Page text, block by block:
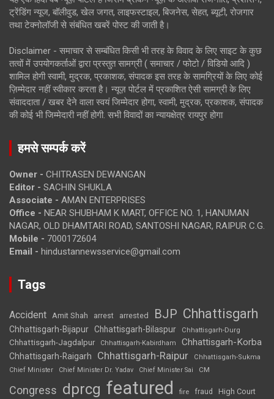
ट्रेंडिंग न्यूज, बॉलीवुड, खेल जगत, लाइफस्टाइल, बिजनेस, सेहत, ब्यूटी, रोजगार
तथा टेक्नोलॉजी से संबंधित खबरें पोस्ट की जाती है।
Disclaimer - समाचार से सम्बंधित किसी भी तरह के विवाद के लिए साइट के कुछ
तत्वों में उपयोगकर्ताओं द्वारा प्रस्तुत सामग्री ( समाचार / फोटो / विडियो आदि )
शामिल होगी स्वामी, मुद्रक, प्रकाशक, संपादक इस तरह के सामग्रियों के लिए कोई
ज़िम्मेदार नहीं स्वीकार करता है। न्यूज़ पोर्टल में प्रकाशित ऐसी सामग्री के लिए
संवाददाता / खबर देने वाला स्वयं जिम्मेदार होगा, स्वामी, मुद्रक, प्रकाशक, संपादक
की कोई भी जिम्मेदारी नहीं होगी. सभी विवादों का न्यायक्षेत्र रायपुर होगा
हमसे सम्पर्क करें
Owner - CHITRASEN DEWANGAN
Editor - SACHIN SHUKLA
Associate - AMAN ENTERPRISES
Office - NEAR SHUBHAM K MART, OFFICE NO. 1, HANUMAN
NAGAR, OLD DHAMTARI ROAD, SANTOSHI NAGAR, RAIPUR C.G.
Mobile - 7000172604
Email - hindustannewsservice@gmail.com
Tags
Accident Amit Shah arrest arrested BJP Chhattisgarh
Chhattisgarh-Bijapur Chhattisgarh-Bilaspur Chhattisgarh-Durg
Chhattisgarh-Jagdalpur Chhattisgarh-Kabirdham Chhattisgarh-Korba
Chhattisgarh-Raigarh Chhattisgarh-Raipur
Chhattisgarh-Sukma
Chief Minister
Chief Minister Dr. Yadav Chief Minister Sai CM
Congress dprcg featured fire fraud High Court